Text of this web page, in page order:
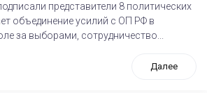
представители 8 политических
объединение усилий с ОП РФ в
за выборами, сотрудничество...
Далее